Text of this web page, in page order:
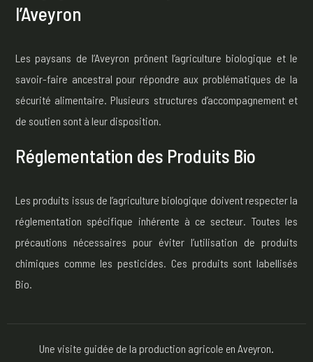
l’Aveyron
Les paysans de l’Aveyron prônent l’agriculture biologique et le
savoir-faire ancestral pour répondre aux problématiques de la
sécurité alimentaire. Plusieurs structures d’accompagnement et
de soutien sont à leur disposition.
Réglementation des Produits Bio
Les produits issus de l’agriculture biologique doivent respecter la
réglementation spécifique inhérente à ce secteur. Toutes les
précautions nécessaires pour éviter l’utilisation de produits
chimiques comme les pesticides. Ces produits sont labellisés
Bio.
Une visite guidée de la production agricole en Aveyron.